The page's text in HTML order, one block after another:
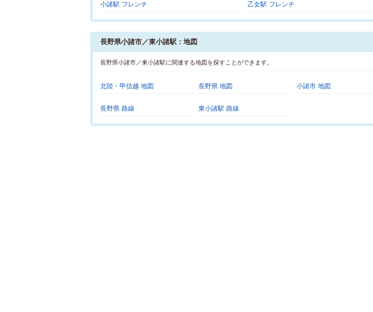
小諸駅 フレンチ 乙女駅 フレンチ
長野県小諸市／東小諸駅：地図
長野県小諸市／東小諸駅に関連する地図を探すことができます。
北陸・甲信越 地図 長野県 地図 小諸市 地図
長野県 路線 東小諸駅 路線